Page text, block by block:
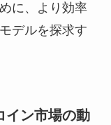
に、より効率
デルを探求す
イン市場の動